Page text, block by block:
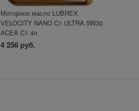
Моторное масло LUBREX
VELOCITY NANO C1 ULTRA 5W30
ACEA C1 4л
4 256 руб.